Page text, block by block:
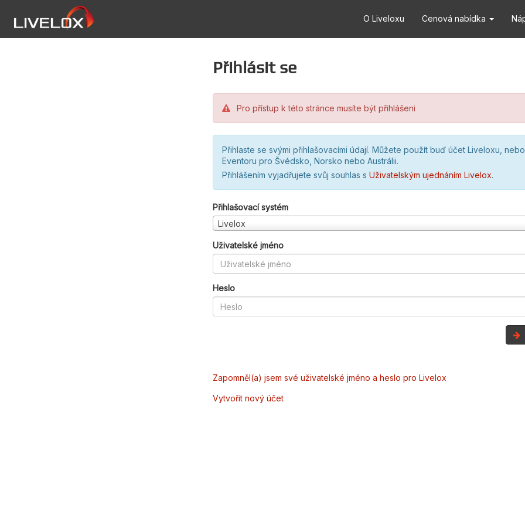
O Liveloxu Cenová nabídka
Přihlásit se
Pro přístup k této stránce musíte být přihlášeni
Přihlaste se svými přihlašovacími údají. Můžete použít buď účet Liveloxu,
Eventoru pro Švédsko, Norsko nebo Austrálii.
Přihlášením vyjadřujete svůj souhlas s Uživatelským ujednáním Livelox.
Přihlašovací systém
Livelox
Uživatelské jméno
Heslo
Zapomněl(a) jsem své uživatelské jméno a heslo pro Livelox
Vytvořit nový účet